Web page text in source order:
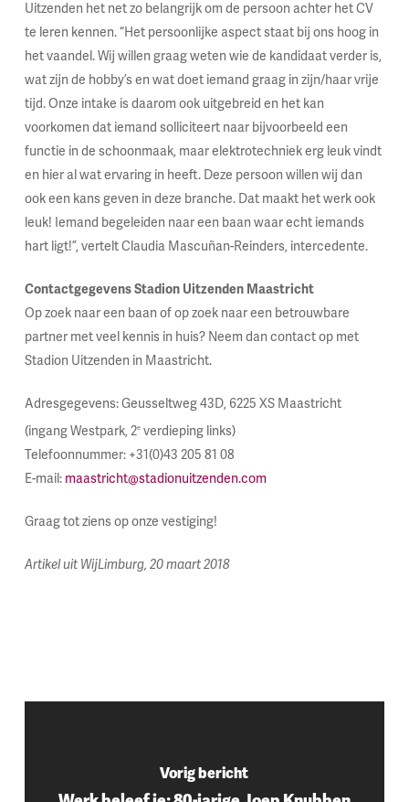
Uitzenden het net zo belangrijk om de persoon achter het CV
te leren kennen. “Het persoonlijke aspect staat bij ons hoog in
het vaandel. Wij willen graag weten wie de kandidaat verder is,
wat zijn de hobby’s en wat doet iemand graag in zijn/haar vrije
tijd. Onze intake is daarom ook uitgebreid en het kan
voorkomen dat iemand solliciteert naar bijvoorbeeld een
functie in de schoonmaak, maar elektrotechniek erg leuk vindt
en hier al wat ervaring in heeft. Deze persoon willen wij dan
ook een kans geven in deze branche. Dat maakt het werk ook
leuk! Iemand begeleiden naar een baan waar echt iemands
hart ligt!”, vertelt Claudia Mascuñan-Reinders, intercedente.
Contactgegevens Stadion Uitzenden Maastricht
Op zoek naar een baan of op zoek naar een betrouwbare
partner met veel kennis in huis? Neem dan contact op met
Stadion Uitzenden in Maastricht.
Adresgegevens: Geusseltweg 43D, 6225 XS Maastricht
(ingang Westpark, 2everdieping links)
Telefoonnummer: +31(0)43 205 81 08
E-mail: maastricht@stadionuitzenden.com
Graag tot ziens op onze vestiging!
Artikel uit WijLimburg, 20 maart 2018
Vorig bericht